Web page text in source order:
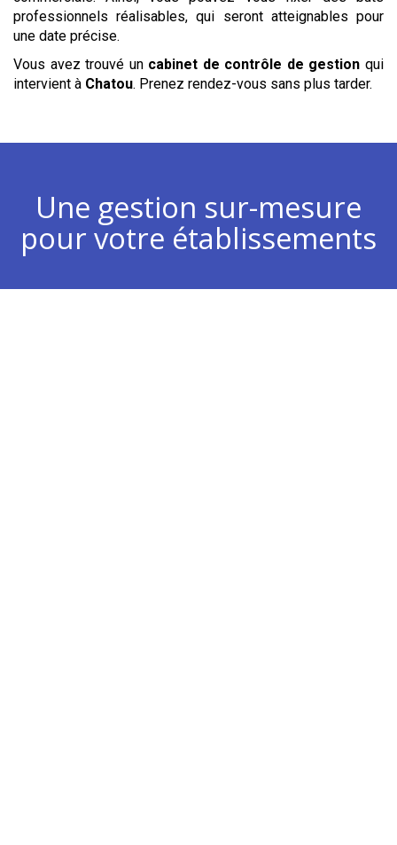
professionnels réalisables, qui seront atteignables pour
une date précise.
Vous avez trouvé un cabinet de contrôle de gestion qui
intervient à Chatou. Prenez rendez-vous sans plus tarder.
Une gestion sur-mesure
pour votre établissements